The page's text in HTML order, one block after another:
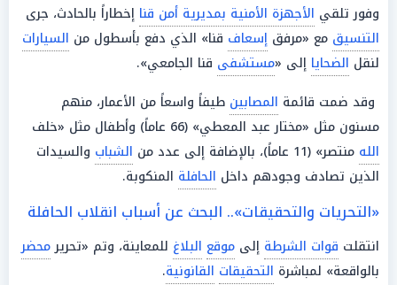
وفور تلقي الأجهزة الأمنية بمديرية أمن قنا إخطاراً بالحادث، جرى
التنسيق مع «مرفق إسعاف قنا» الذي دفع بأسطول من السيارات
لنقل الضحايا إلى «مستشفى قنا الجامعي».
وقد ضمت قائمة المصابين طيفاً واسعاً من الأعمار، منهم
مسنون مثل «مختار عبد المعطي» (66 عاماً) وأطفال مثل «خلف
الله منتصر» (11 عاماً)، بالإضافة إلى عدد من الشباب والسيدات
الذين تصادف وجودهم داخل الحافلة المنكوبة.
«التحريات والتحقيقات».. البحث عن أسباب انقلاب الحافلة
انتقلت قوات الشرطة إلى موقع البلاغ للمعاينة، وتم «تحريرمحضر
بالواقعة» لمباشرة التحقيقات القانونية.